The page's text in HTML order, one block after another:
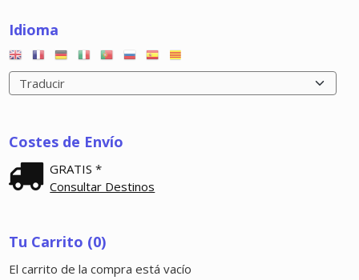
Idioma
Costes de Envío
GRATIS *
Consultar Destinos
Tu Carrito (0)
El carrito de la compra está vacío